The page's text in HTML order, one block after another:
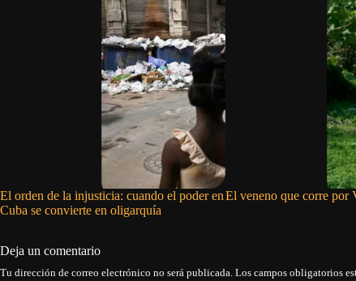
El orden de la injusticia: cuando el poder en
Cuba se convierte en oligarquía
El veneno que corre por
Deja un comentario
Tu dirección de correo electrónico no será publicada. Los campos obligatorios